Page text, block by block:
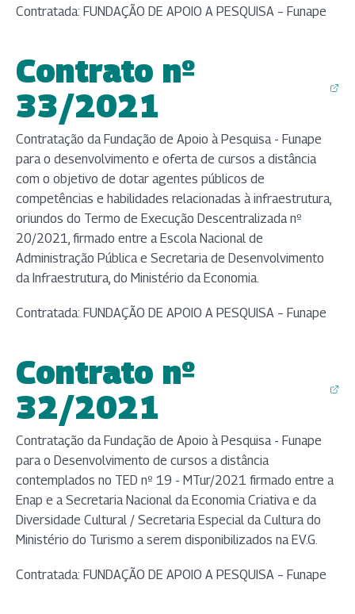
Contratada: FUNDAÇÃO DE APOIO A PESQUISA – Funape
Contrato nº
33/2021
(abre em nova aba)
Contratação da Fundação de Apoio à Pesquisa - Funape
para o desenvolvimento e oferta de cursos a distância
com o objetivo de dotar agentes públicos de
competências e habilidades relacionadas à infraestrutura,
oriundos do Termo de Execução Descentralizada nº
20/2021, firmado entre a Escola Nacional de
Administração Pública e Secretaria de Desenvolvimento
da Infraestrutura, do Ministério da Economia.
Contratada: FUNDAÇÃO DE APOIO A PESQUISA – Funape
Contrato nº
32/2021
(abre em nova aba)
Contratação da Fundação de Apoio à Pesquisa - Funape
para o Desenvolvimento de cursos a distância
contemplados no TED nº 19 - MTur/2021 firmado entre a
Enap e a Secretaria Nacional da Economia Criativa e da
Diversidade Cultural / Secretaria Especial da Cultura do
Ministério do Turismo a serem disponibilizados na EV.G.
Contratada: FUNDAÇÃO DE APOIO A PESQUISA – Funape